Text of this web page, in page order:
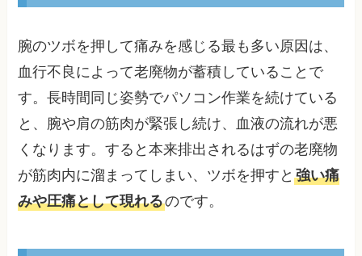
腕のツボを押して痛みを感じる最も多い原因は、
血行不良によって老廃物が蓄積していることで
す。長時間同じ姿勢でパソコン作業を続けている
と、腕や肩の筋肉が緊張し続け、血液の流れが悪
くなります。すると本来排出されるはずの老廃物
が筋肉内に溜まってしまい、ツボを押すと強い痛
みや圧痛として現れるのです。